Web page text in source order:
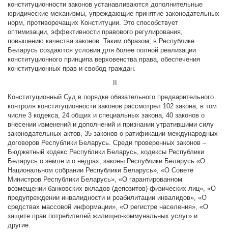
конституционности законов устанавливаются дополнительные
юридические механизмы, упреждающие принятие законодательных
норм, противоречащих Конституции. Это способствует
оптимизации, эффективности правового регулирования,
повышению качества законов. Таким образом, в Республике
Беларусь создаются условия для более полной реализации
конституционного принципа верховенства права, обеспечения
конституционных прав и свобод граждан.
Конституционный Суд в порядке обязательного предварительного
контроля конституционности законов рассмотрел 102 закона, в том
числе 3 кодекса, 24 общих и специальных закона, 40 законов о
внесении изменений и дополнений и признании утратившими силу
законодательных актов, 35 законов о ратификации международных
договоров Республики Беларусь. Среди проверенных законов –
Бюджетный кодекс Республики Беларусь, кодексы Республики
Беларусь о земле и о недрах, законы Республики Беларусь «О
Национальном собрании Республики Беларусь», «О Совете
Министров Республики Беларусь», «О гарантированном
возмещении банковских вкладов (депозитов) физических лиц», «О
предупреждении инвалидности и реабилитации инвалидов», «О
средствах массовой информации», «О регистре населения», «О
защите прав потребителей жилищно-коммунальных услуг» и
другие.